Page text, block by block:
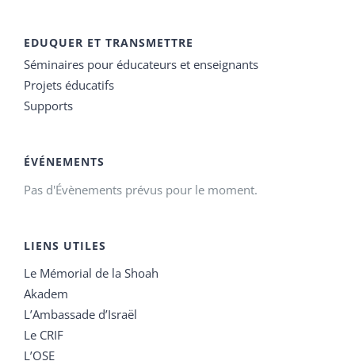
EDUQUER ET TRANSMETTRE
Séminaires pour éducateurs et enseignants
Projets éducatifs
Supports
ÉVÉNEMENTS
Pas d'Évènements prévus pour le moment.
LIENS UTILES
Le Mémorial de la Shoah
Akadem
L’Ambassade d’Israël
Le CRIF
L’OSE